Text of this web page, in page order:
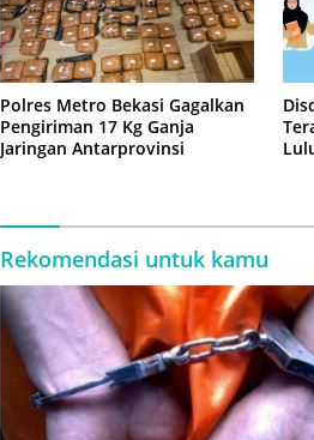
Polres Metro Bekasi Gagalkan
Pengiriman 17 Kg Ganja
Jaringan Antarprovinsi
Rekomendasi untuk kamu